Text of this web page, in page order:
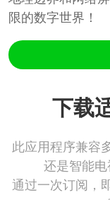
限的数字世界！
下载
此应用程序兼容
还是智能电
通过一次订阅，